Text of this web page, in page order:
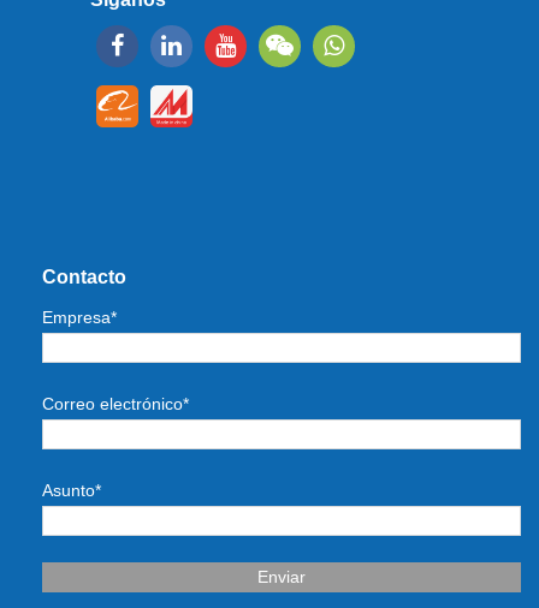
Contacto
Empresa*
Correo electrónico*
Asunto*
Enviar